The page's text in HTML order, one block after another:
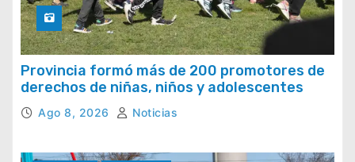
Provincia formó más de 200 promotores de
derechos de niñas, niños y adolescentes
Ago 8, 2026 Noticias